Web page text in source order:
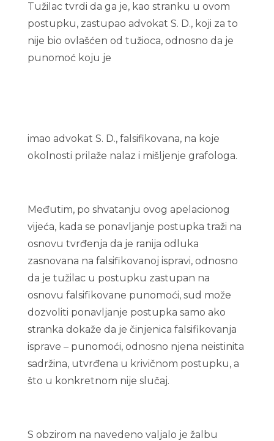
Tužilac tvrdi da ga je, kao stranku u ovom
postupku, zastupao advokat S. D., koji za to
nije bio ovlašćen od tužioca, odnosno da je
punomoć koju je
imao advokat S. D., falsifikovana, na koje
okolnosti prilaže nalaz i mišljenje grafologa.
Međutim, po shvatanju ovog apelacionog
vijeća, kada se ponavljanje postupka traži na
osnovu tvrđenja da je ranija odluka
zasnovana na falsifikovanoj ispravi, odnosno
da je tužilac u postupku zastupan na
osnovu falsifikovane punomoći, sud može
dozvoliti ponavljanje postupka samo ako
stranka dokaže da je činjenica falsifikovanja
isprave – punomoći, odnosno njena neistinita
sadržina, utvrđena u krivičnom postupku, a
što u konkretnom nije slučaj.
S obzirom na navedeno valjalo je žalbu